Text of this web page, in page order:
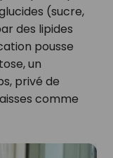
(sucre,
des lipides
pousse
un
privé de
comme